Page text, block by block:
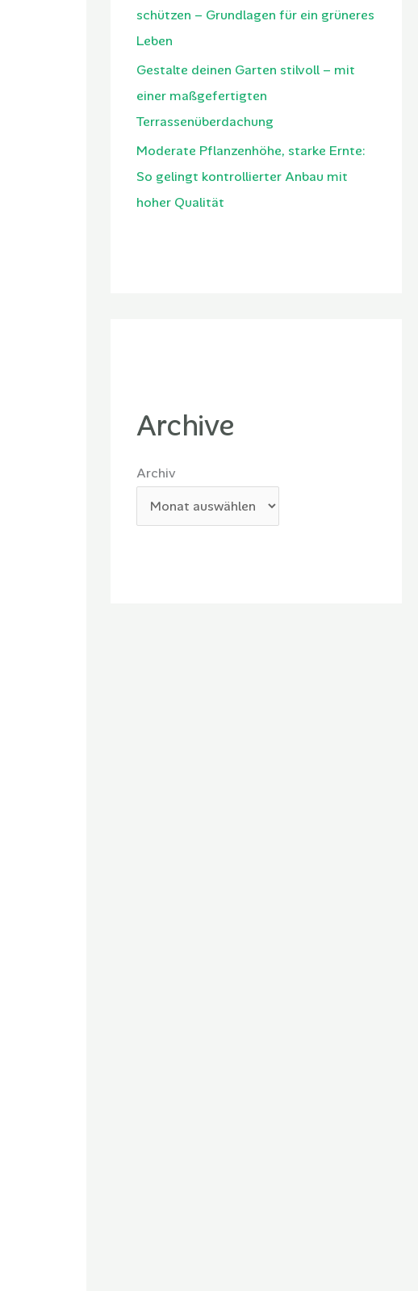
schützen – Grundlagen für ein grüneres
Leben
Gestalte deinen Garten stilvoll – mit
einer maßgefertigten
Terrassenüberdachung
Moderate Pflanzenhöhe, starke Ernte:
So gelingt kontrollierter Anbau mit
hoher Qualität
Archive
Archiv